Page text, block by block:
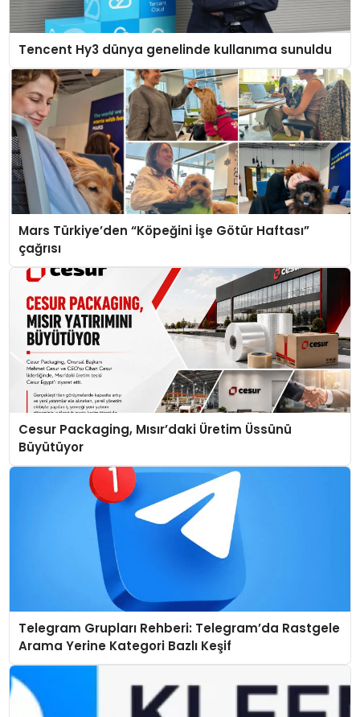
Tencent Hy3 dünya genelinde kullanıma sunuldu
Mars Türkiye’den “Köpeğini İşe Götür Haftası”
çağrısı
Cesur Packaging, Mısır’daki Üretim Üssünü
Büyütüyor
Telegram Grupları Rehberi: Telegram’da Rastgele
Arama Yerine Kategori Bazlı Keşif